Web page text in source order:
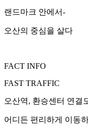
랜드마크 안에서-
오산의 중심을 살다
FACT INFO
FAST TRAFFIC
오산역, 환승센터 연결
어디든 편리하게 이동